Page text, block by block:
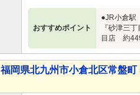
おすすめポイント
●JR小倉
『砂津三
目店 約
福岡県北九州市小倉北区常盤